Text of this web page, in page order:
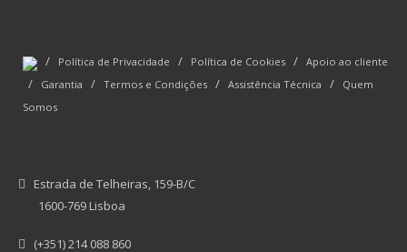
/ Política de Privacidade / Política de Cookies / Apoio ao cliente
/ Garantia / Termos e Condições / Assistência Técnica /
Quem
Somos
Estrada de Telheiras, 159-B/C
1600-769 Lisboa
(+351) 214 088 860